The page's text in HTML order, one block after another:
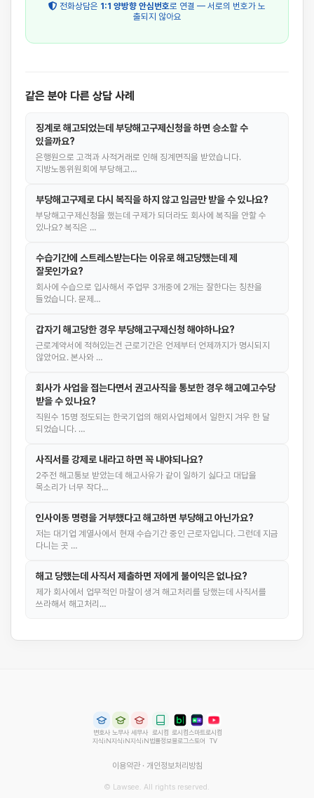
전화상담은 1:1 양방향 안심번호로 연결 — 서로의 번호가 노
출되지 않아요
같은 분야 다른 상담 사례
징계로 해고되었는데 부당해고구제신청을 하면 승소할 수
있을까요?
은행원으로 고객과 사적거래로 인해 징계면직을 받았습니다.
지방노동위원회에 부당해고…
부당해고구제로 다시 복직을 하지 않고 임금만 받을 수 있나요?
부당해고구제신청을 했는데 구제가 되더라도 회사에 복직을 안할 수
있나요? 복직은 …
수습기간에 스트레스받는다는 이유로 해고당했는데 제
잘못인가요?
회사에 수습으로 입사해서 주업무 3개중에 2개는 잘한다는 칭찬을
들었습니다. 문제…
갑자기 해고당한 경우 부당해고구제신청 해야하나요?
근로계약서에 적혀있는건 근로기간은 언제부터 언제까지가 명시되지
않았어요. 본사와 …
회사가 사업을 접는다면서 권고사직을 통보한 경우 해고예고수당
받을 수 있나요?
직원수 15명 정도되는 한국기업의 해외사업체에서 일한지 겨우 한 달
되었습니다. …
사직서를 강제로 내라고 하면 꼭 내야되나요?
2주전 해고통보 받았는데 해고사유가 같이 일하기 싫다고 대답을
목소리가 너무 작다…
인사이동 명령을 거부했다고 해고하면 부당해고 아닌가요?
저는 대기업 계열사에서 현재 수습기간 중인 근로자입니다. 그런데 지금
다니는 곳 …
해고 당했는데 사직서 제출하면 저에게 불이익은 없나요?
제가 회사에서 업무적인 마찰이 생겨 해고처리를 당했는데 사직서를
쓰라해서 해고처리…
변호사
지식iN
노무사
지식iN
세무사
지식iN
로시컴
법률정보
로시컴
블로그
스마트
스토어
로시컴
TV
이용약관· 개인정보처리방침
© Lawsee. All rights reserved.